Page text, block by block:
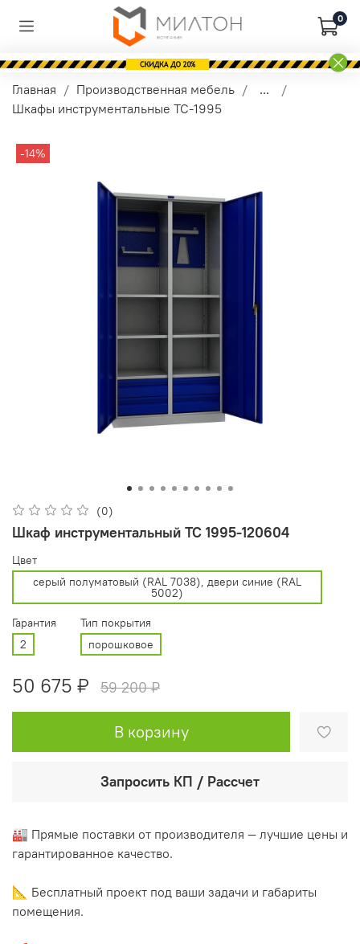
0
Главная Производственная мебель
...
Шкафы инструментальные TC-1995
-14%
(0)
Шкаф инструментальный ТС 1995-120604
Цвет
cерый полуматовый (RAL 7038), двери синие (RAL
5002)
Гарантия
2
Тип покрытия
порошковое
50 675 ₽ 59 200 ₽
В корзину
Запросить КП / Рассчет
🏭 Прямые поставки от производителя — лучшие цены и
гарантированное качество.
📐 Бесплатный проект под ваши задачи и габариты
помещения.